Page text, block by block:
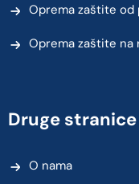
Oprema zaštite od
Oprema zaštite na
Druge stranice
O nama